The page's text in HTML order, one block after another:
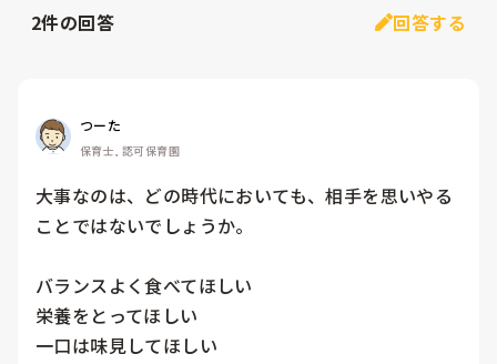
2件の回答 回答する
つーた
保育士, 認可保育園
大事なのは、どの時代においても、相手を思いやる
ことではないでしょうか。
バランスよく食べてほしい
栄養をとってほしい
一口は味見してほしい